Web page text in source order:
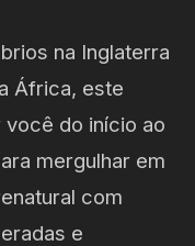
na Inglaterra
África, este
do início ao
mergulhar em
com
e